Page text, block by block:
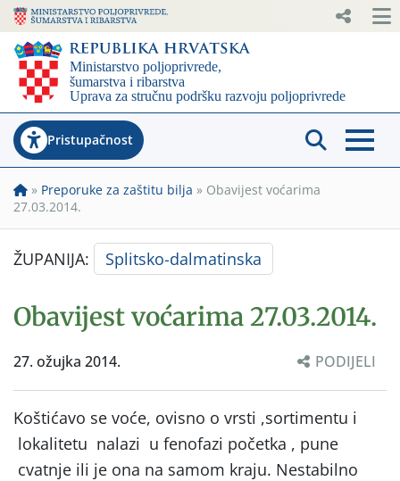
Pristupačnost
» Preporuke za zaštitu bilja » Obavijest voćarima
27.03.2014.
ŽUPANIJA: Splitsko-dalmatinska
Obavijest voćarima 27.03.2014.
27. ožujka 2014. PODIJELI
Koštićavo se voće, ovisno o vrsti ,sortimentu i
lokalitetu nalazi u fenofazi početka , pune
cvatnje ili je ona na samom kraju. Nestabilno